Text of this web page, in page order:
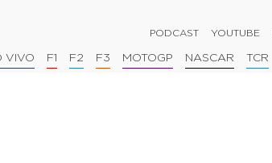
PODCAST YOUTUBE
VIVO F1 F2 F3 MOTOGP NASCAR TCR